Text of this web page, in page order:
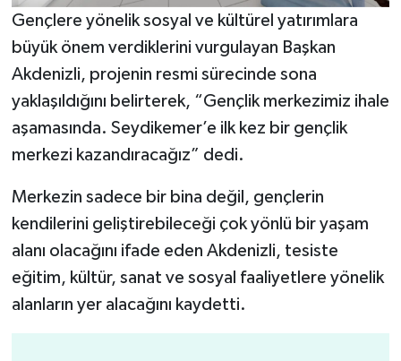
Gençlere yönelik sosyal ve kültürel yatırımlara
büyük önem verdiklerini vurgulayan Başkan
Akdenizli, projenin resmi sürecinde sona
yaklaşıldığını belirterek, “Gençlik merkezimiz ihale
aşamasında. Seydikemer’e ilk kez bir gençlik
merkezi kazandıracağız” dedi.
Merkezin sadece bir bina değil, gençlerin
kendilerini geliştirebileceği çok yönlü bir yaşam
alanı olacağını ifade eden Akdenizli, tesiste
eğitim, kültür, sanat ve sosyal faaliyetlere yönelik
alanların yer alacağını kaydetti.